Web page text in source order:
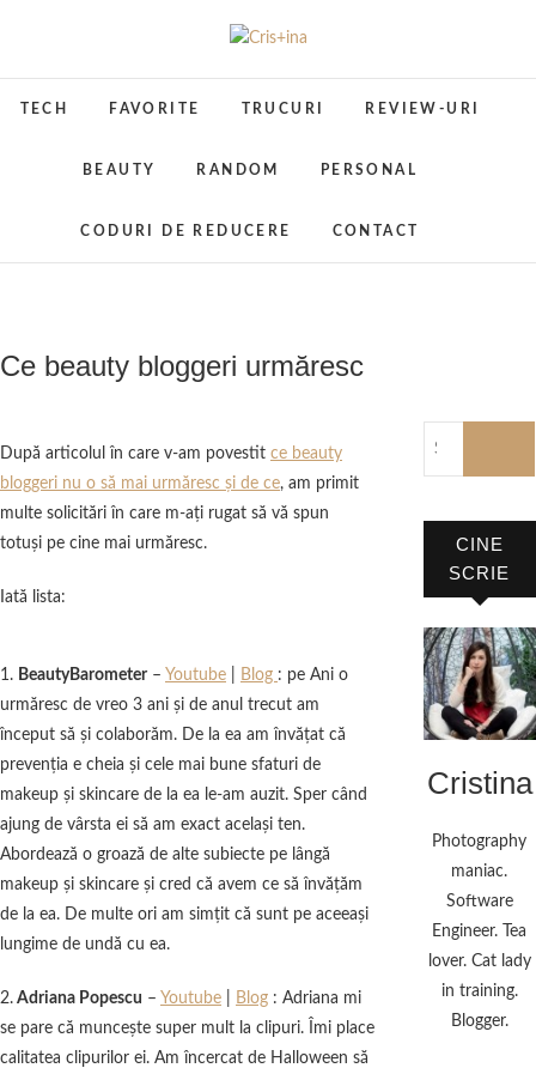
Cris+ina
TECH FAVORITE TRUCURI REVIEW-URI
BEAUTY RANDOM PERSONAL
CODURI DE REDUCERE CONTACT
Ce beauty bloggeri urmăresc
După articolul în care v-am povestit ce beauty
bloggeri nu o să mai urmăresc şi de ce, am primit
multe solicitări în care m-aţi rugat să vă spun
totuşi pe cine mai urmăresc.
Iată lista:
1. BeautyBarometer– Youtube Blog : pe Ani o
urmăresc de vreo 3 ani şi de anul trecut am
început să şi colaborăm. De la ea am învăţat că
prevenţia e cheia şi cele mai bune sfaturi de
makeup şi skincare de la ea le-am auzit. Sper când
ajung de vârsta ei să am exact acelaşi ten.
Abordează o groază de alte subiecte pe lângă
makeup şi skincare şi cred că avem ce să învăţăm
de la ea. De multe ori am simţit că sunt pe aceeaşi
lungime de undă cu ea.
2. Adriana Popescu – Youtube Blog : Adriana mi
se pare că munceşte super mult la clipuri. Îmi place
calitatea clipurilor ei. Am încercat de Halloween să
CINE
SCRIE
Cristina
Photography
maniac.
Software
Engineer. Tea
lover. Cat lady
in training.
Blogger.